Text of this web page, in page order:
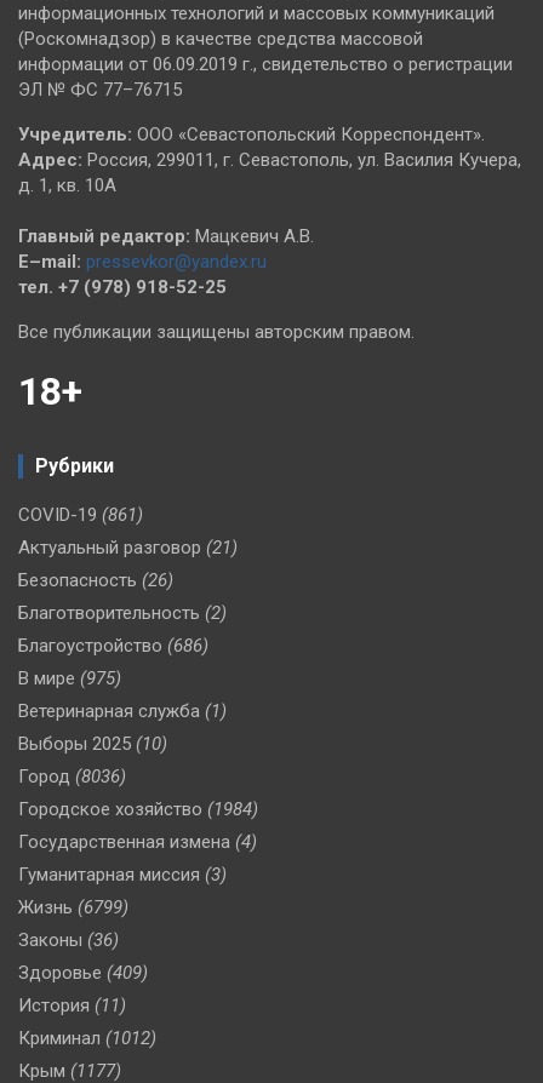
информационных технологий и массовых коммуникаций
(Роскомнадзор) в качестве средства массовой
информации от 06.09.2019 г., свидетельство о регистрации
ЭЛ № ФС 77–76715
Учредитель: ООО «Севастопольский Корреспондент».
Адрес: Россия, 299011, г. Севастополь, ул. Василия Кучера,
д. 1, кв. 10А
Главный редактор: Мацкевич А.В.
E–mail: pressevkor@yandex.ru
тел. +7 (978) 918-52-25
Все публикации защищены авторским правом.
18+
Рубрики
COVID-19 (861)
Актуальный разговор (21)
Безопасность (26)
Благотворительность (2)
Благоустройство (686)
В мире (975)
Ветеринарная служба (1)
Выборы 2025 (10)
Город (8036)
Городское хозяйство (1984)
Государственная измена (4)
Гуманитарная миссия (3)
Жизнь (6799)
Законы (36)
Здоровье (409)
История (11)
Криминал (1012)
Крым (1177)